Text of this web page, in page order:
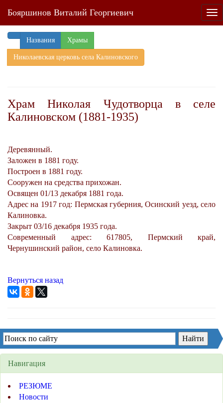
Бояршинов Виталий Георгиевич
Названия Храмы
Николаевская церковь села Калиновского
Храм Николая Чудотворца в селе
Калиновском (1881-1935)
Деревянный.
Заложен в 1881 году.
Построен в 1881 году.
Сооружен на средства прихожан.
Освящен 01/13 декабря 1881 года.
Адрес на 1917 год: Пермская губерния, Осинский уезд, село
Калиновка.
Закрыт 03/16 декабря 1935 года.
Современный адрес: 617805, Пермский край,
Чернушинский район, село Калиновка.
Вернуться назад
Навигация
РЕЗЮМЕ
Новости